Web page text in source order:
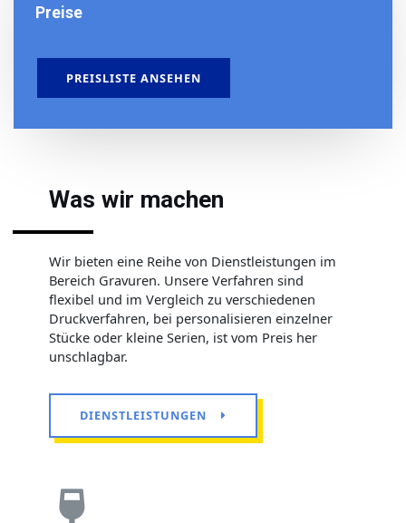
Preise
PREISLISTE ANSEHEN
Was wir machen
Wir bieten eine Reihe von Dienstleistungen im
Bereich Gravuren. Unsere Verfahren sind
flexibel und im Vergleich zu verschiedenen
Druckverfahren, bei personalisieren einzelner
Stücke oder kleine Serien, ist vom Preis her
unschlagbar.
DIENSTLEISTUNGEN